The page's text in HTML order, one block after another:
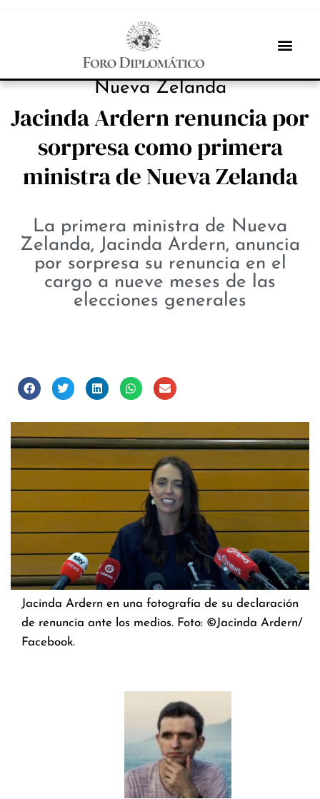
NOTICIAS
Nueva Zelanda
Jacinda Ardern renuncia por
sorpresa como primera
ministra de Nueva Zelanda
La primera ministra de Nueva
Zelanda, Jacinda Ardern, anuncia
por sorpresa su renuncia en el
cargo a nueve meses de las
elecciones generales
Jacinda Ardern en una fotografía de su declaración
de renuncia ante los medios. Foto: ©Jacinda Ardern/
Facebook.